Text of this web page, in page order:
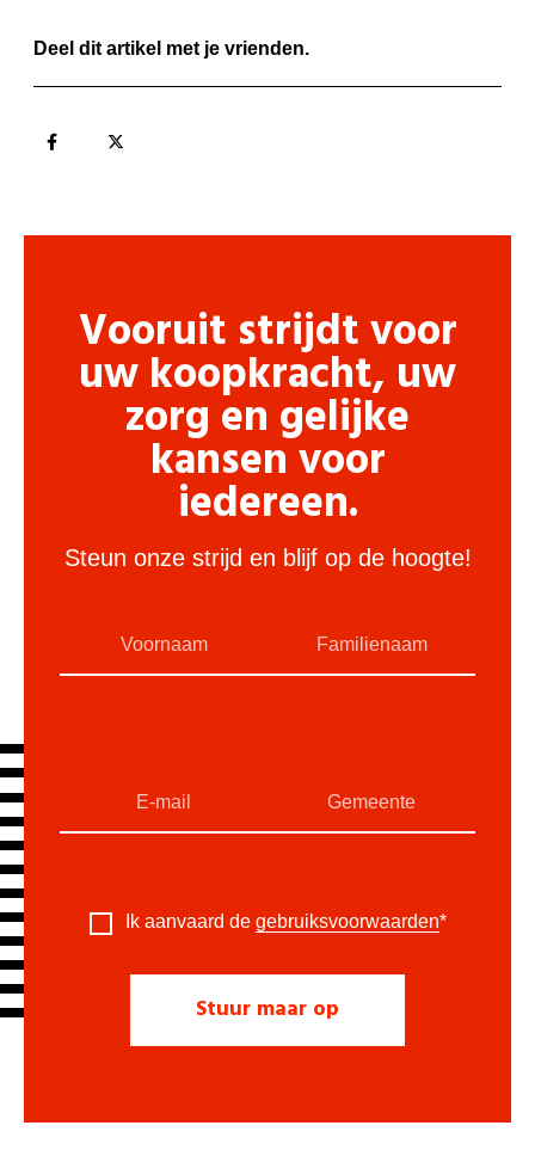
Deel dit artikel met je vrienden.
Vooruit strijdt voor
uw koopkracht, uw
zorg en gelijke
kansen voor
iedereen.
Steun onze strijd en blijf op de hoogte!
Ik aanvaard de gebruiksvoorwaarden*